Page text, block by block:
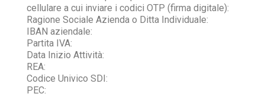
cellulare a cui inviare i codici OTP (firma digitale):
Ragione Sociale Azienda o Ditta Individuale:
IBAN aziendale:
Partita IVA:
Data Inizio Attività:
REA:
Codice Univico SDI:
PEC: